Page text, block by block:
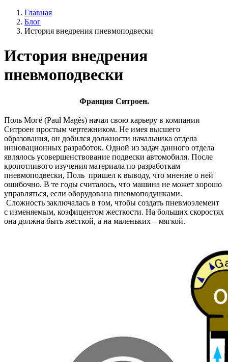
Главная
Блог
История внедрения пневмоподвески
История внедрения
пневмоподвески
Франция Ситроен.
Поль Могё (Paul Magès) начал свою карьеру в компании
Ситроен простым чертежником. Не имея высшего
образования, он добился должности начальника отдела
инновационных разработок. Одной из задач данного отдела
являлось усовершенствование подвески автомобиля. После
кропотливого изучения материала по разработкам
пневмоподвески, Поль пришел к выводу, что мнение о ней
ошибочно. В те годы считалось, что машина не может хорошо
управляться, если оборудована пневмоподушками.
Сложность заключалась в том, чтобы создать пневмоэлемент
с изменяемым, коэфицентом жесткости. На больших скоростях
она должна быть жесткой, а на маленьких – мягкой.